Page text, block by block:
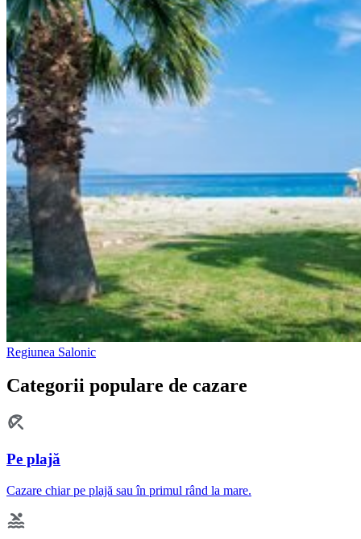
Regiunea Salonic
Categorii populare de cazare
Pe plajă
Cazare chiar pe plajă sau în primul rând la mare.